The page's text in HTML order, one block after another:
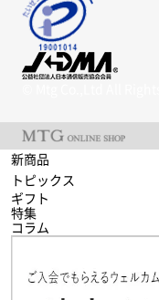
新商品
トピックス
ギフト
特集
コラム